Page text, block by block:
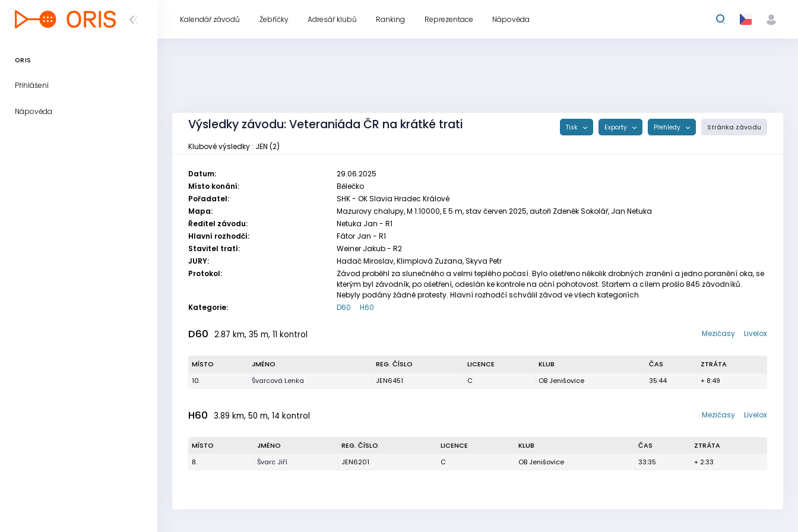
ORIS
Přihlášení
Nápověda
Kalendář závodů Žebříčky Adresář klubů Ranking Reprezentace Nápověda
Výsledky závodu: Veteraniáda ČR na krátké trati Tisk Exporty Přehledy Stránka závodu
Klubové výsledky : JEN (2)
Datum:
29.06.2025
Místo konání:
Bělečko
Pořadatel:
SHK - OK Slavia Hradec Králové
Mapa:
Mazurovy chalupy, M 1:10000, E 5 m, stav červen 2025, autoři Zdeněk Sokolář, Jan Netuka
Ředitel závodu:
Netuka Jan - R1
Hlavní rozhodčí:
Fátor Jan - R1
Stavitel tratí:
Weiner Jakub - R2
JURY:
Hadač Miroslav, Klimplová Zuzana, Skyva Petr
Protokol:
Závod proběhl za slunečného a velmi teplého počasí. Bylo ošetřeno několik drobných zranění a jedno poranění oka, se
kterým byl závodník, po ošetření, odeslán ke kontrole na oční pohotovost. Startem a cílem prošlo 845 závodníků.
Nebyly podány žádné protesty. Hlavní rozhodčí schválil závod ve všech kategoriích.
Kategorie:
D60 H60
D60 2.87 km, 35 m, 11 kontrol Livelox
Mezičasy
MÍSTO JMÉNO REG. ČÍSLO LICENCE KLUB ČAS
ZTRÁTA
10.
Švarcová Lenka JEN6451 C OB Jenišovice 35:44 + 8:49
H60 3.89 km, 50 m, 14 kontrol Livelox
Mezičasy
MÍSTO JMÉNO REG. ČÍSLO LICENCE KLUB ČAS
ZTRÁTA
8.
Švarc Jiří JEN6201 C OB Jenišovice 33:35 + 2:33